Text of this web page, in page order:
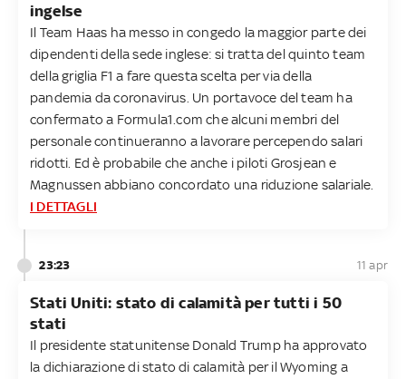
ingelse
Il Team Haas ha messo in congedo la maggior parte dei
dipendenti della sede inglese: si tratta del quinto team
della griglia F1 a fare questa scelta per via della
pandemia da coronavirus. Un portavoce del team ha
confermato a Formula1.com che alcuni membri del
personale continueranno a lavorare percependo salari
ridotti. Ed è probabile che anche i piloti Grosjean e
Magnussen abbiano concordato una riduzione salariale.
I DETTAGLI
23:23 11 apr
Stati Uniti: stato di calamità per tutti i 50
stati
Il presidente statunitense Donald Trump ha approvato
la dichiarazione di stato di calamità per il Wyoming a